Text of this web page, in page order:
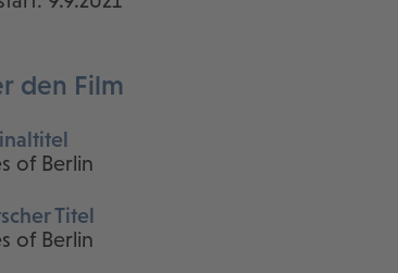
den Film
of Berlin
Titel
of Berlin